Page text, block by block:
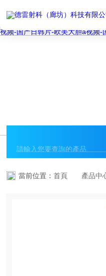
久久精品中文字幕-亚洲电影在线
频-五月婷婷丁香网-亚洲av无码
午夜理伦三级-亚洲午夜在线视频
三级一区二区-欧美一区二区三区
视频-国产日韩片-欧美大胆a视频-
當前位置：首頁 產品中